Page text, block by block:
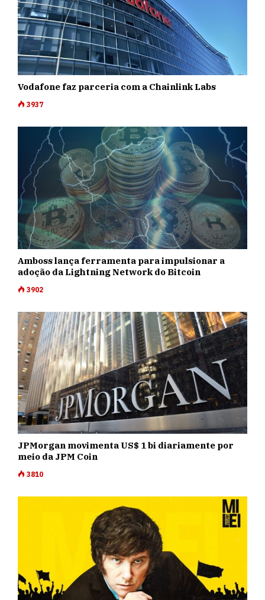
Vodafone faz parceria com a Chainlink Labs
3937
Amboss lança ferramenta para impulsionar a
adoção da Lightning Network do Bitcoin
3902
JPMorgan movimenta US$ 1 bi diariamente por
meio da JPM Coin
3810